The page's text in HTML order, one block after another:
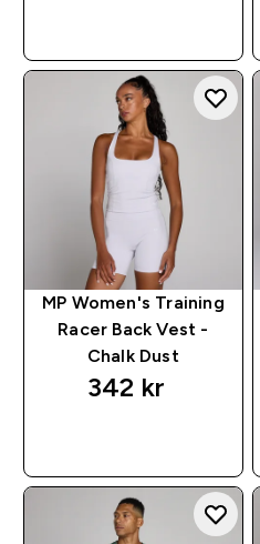
MP Women's Training
Racer Back Vest -
Chalk Dust
342 kr‎